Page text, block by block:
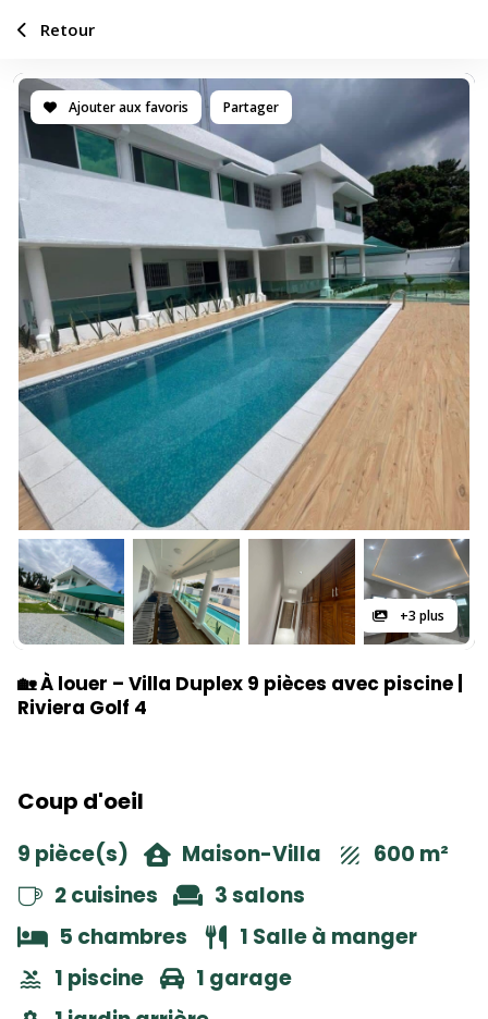
Ajouter aux favoris Partager
+3 plus
🏡 À louer – Villa Duplex 9 pièces avec piscine |
Riviera Golf 4
Coup d'oeil
9 pièce(s) Maison-Villa
600 m²
2 cuisines
3 salons
5 chambres
1 Salle à manger
1 piscine
1 garage
Retour